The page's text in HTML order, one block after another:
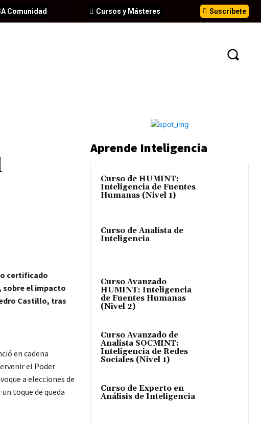
Suscríbete
Cursos y Másteres
Comunidad
certificado
sobre el impacto
Castillo, tras
en cadena
el Poder
a elecciones de
toque de queda
Aprende Inteligencia
Curso de HUMINT:
Inteligencia de Fuentes
Humanas (Nivel 1)
Curso de Analista de
Inteligencia
Curso Avanzado
HUMINT: Inteligencia
de Fuentes Humanas
(Nivel 2)
Curso Avanzado de
Analista SOCMINT:
Inteligencia de Redes
Sociales (Nivel 1)
Curso de Experto en
Análisis de Inteligencia